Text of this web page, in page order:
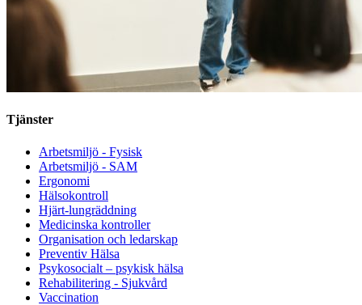
Tjänster
Arbetsmiljö - Fysisk
Arbetsmiljö - SAM
Ergonomi
Hälsokontroll
Hjärt-lungräddning
Medicinska kontroller
Organisation och ledarskap
Preventiv Hälsa
Psykosocialt – psykisk hälsa
Rehabilitering - Sjukvård
Vaccination